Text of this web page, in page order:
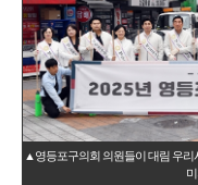
▲영등포구의회 의원들이 대림 우리